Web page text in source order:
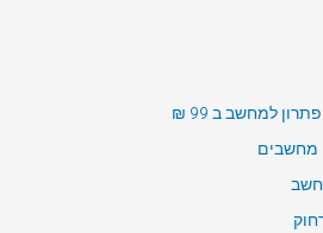
למחשב ב 99 ₪
מחשבים